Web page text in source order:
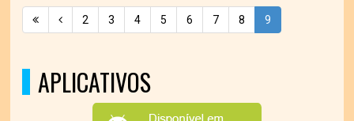
2 3 4 5 6 7 8 9
APLICATIVOS